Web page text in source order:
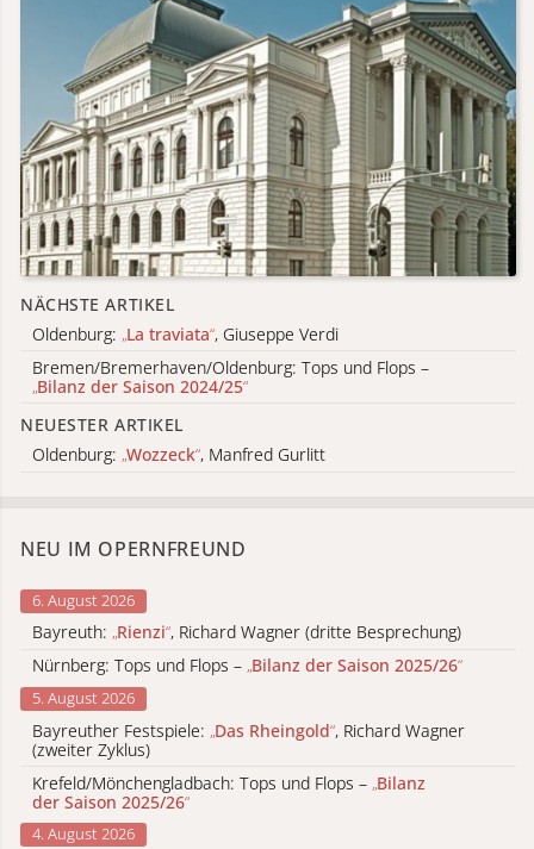
NÄCHSTE ARTIKEL
Oldenburg: „La traviata“, Giuseppe Verdi
Bremen/Bremerhaven/Oldenburg: Tops und Flops –
„Bilanz der Saison 2024/25“
NEUESTER ARTIKEL
Oldenburg: „Wozzeck“, Manfred Gurlitt
NEU IM OPERNFREUND
6. August 2026
Bayreuth: „Rienzi“, Richard Wagner (dritte Besprechung)
Nürnberg: Tops und Flops – „Bilanz der Saison 2025/26“
5. August 2026
Bayreuther Festspiele: „Das Rheingold“, Richard Wagner
(zweiter Zyklus)
Krefeld/Mönchengladbach: Tops und Flops – „Bilanz
der Saison 2025/26“
4. August 2026